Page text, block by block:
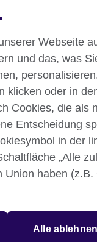
and complaints
Webseite
und das, was
klicken oder in
Cookies, die als
Entscheidung
in der
„Alle
haben
Alle ablehnen